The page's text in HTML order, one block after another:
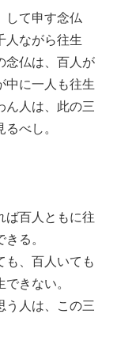
して申す念仏
人ながら往生
念仏は、百人が
中に一人も往生
ん人は、此の三
べし。
ば百人ともに往
る。
も、百人いても
きない。
う人は、この三